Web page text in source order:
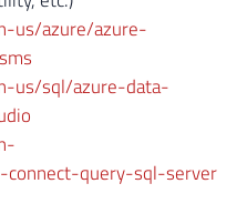
us/azure/azure-
us/sql/azure-data-
query-sql-server